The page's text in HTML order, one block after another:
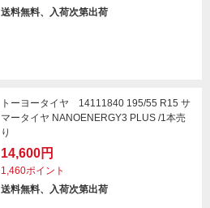
送料無料、入荷次第出荷
トーヨータイヤ 14111840 195/55 R15 サ
マータイヤ NANOENERGY3 PLUS /1本売
り
14,600円
1,460ポイント
送料無料、入荷次第出荷